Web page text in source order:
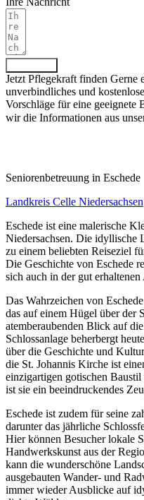
Jetzt Pflegekraft finden Gerne
unverbindliches und
Vorschläge für eine geeignete
wir die Informationen aus
Senioren­betreuung in Eschede
Landkreis Celle Niedersachsen
Eschede ist eine malerische
Niedersachsen. Die idyllische
zu einem beliebten Reiseziel
Die Geschichte von Eschede
sich auch in der gut
Das Wahrzeichen von
das auf einem Hügel über der
atemberaubenden Blick auf
Schlossanlage beherbergt
über die Geschichte und
die St. Johannis Kirche ist
einzigartigen gotischen
ist sie ein beeindruckendes
Eschede ist zudem für seine
darunter das jährliche
Hier können Besucher lokale
Handwerkskunst aus der
kann die wunderschöne
ausgebauten Wander- und
immer wieder Ausblicke auf